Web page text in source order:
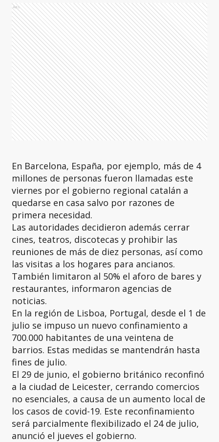
Ads
En Barcelona, España, por ejemplo, más de 4
millones de personas fueron llamadas este
viernes por el gobierno regional catalán a
quedarse en casa salvo por razones de
primera necesidad.
Las autoridades decidieron además cerrar
cines, teatros, discotecas y prohibir las
reuniones de más de diez personas, así como
las visitas a los hogares para ancianos.
También limitaron al 50% el aforo de bares y
restaurantes, informaron agencias de
noticias.
En la región de Lisboa, Portugal, desde el 1 de
julio se impuso un nuevo confinamiento a
700.000 habitantes de una veintena de
barrios. Estas medidas se mantendrán hasta
fines de julio.
El 29 de junio, el gobierno británico reconfinó
a la ciudad de Leicester, cerrando comercios
no esenciales, a causa de un aumento local de
los casos de covid-19. Este reconfinamiento
será parcialmente flexibilizado el 24 de julio,
anunció el jueves el gobierno.